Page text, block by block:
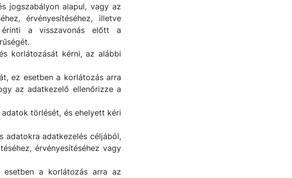
jogszabályon alapul, vagy az
érvényesítéséhez, illetve
érinti a visszavonás előtt a
korlátozását kérni, az alábbi
ez esetben a korlátozás arra
az adatkezelő ellenőrizze a
törlését, és ehelyett kéri
adatokra adatkezelés céljából,
érvényesítéséhez vagy
a korlátozás arra az